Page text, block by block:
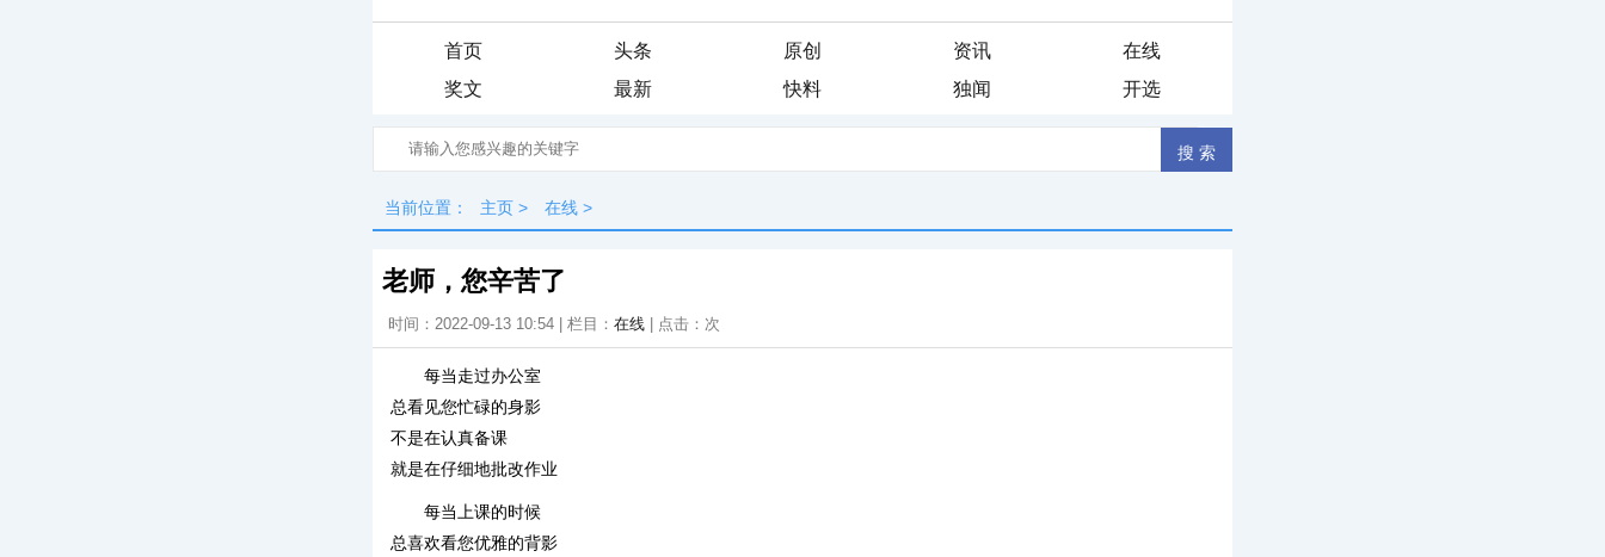
首页 头条 原创 资讯
在线
奖文
最新 快料 独闻 开选
当前位置： 主页 > 在线 >
老师，您辛苦了
时间：2022-09-13 10:54 | 栏目： 在线 | 点击： 次
每当走过办公室
总看见您忙碌的身影
不是在认真备课
就是在仔细地批改作业
每当上课的时候
总喜欢看您优雅的背影